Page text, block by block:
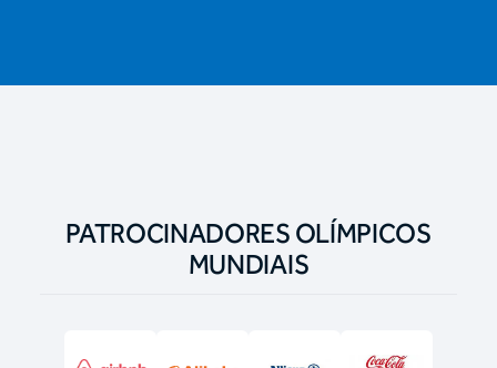
PATROCINADORES OLÍMPICOS
MUNDIAIS